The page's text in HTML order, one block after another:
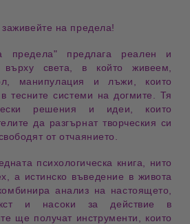
на предела!
предела" предлага реален и
върху света, в който живеем,
манипулация и лъжи
, които
тесните системи на догмите
. Тя
решения и идеи , които
да разгърнат творческия си
от отчаянието.
психологическа книга, нито
а истинско въведение в живота
анализ на настоящето,
и насоки за действие в
ще получат инструменти, които